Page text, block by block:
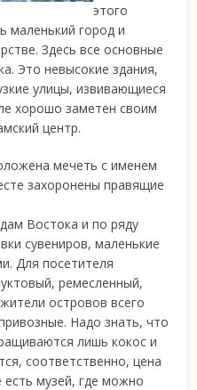
этого
маленький город и
Здесь все основные
Это невысокие здания,
улицы, извивающиеся
хорошо заметен своим
центр.
мечеть с именем
захоронены правящие
Востока и по ряду
сувениров, маленькие
Для посетителя
ремесленный,
островов всего
Надо знать, что
лишь кокос и
соответственно, цена
музей, где можно